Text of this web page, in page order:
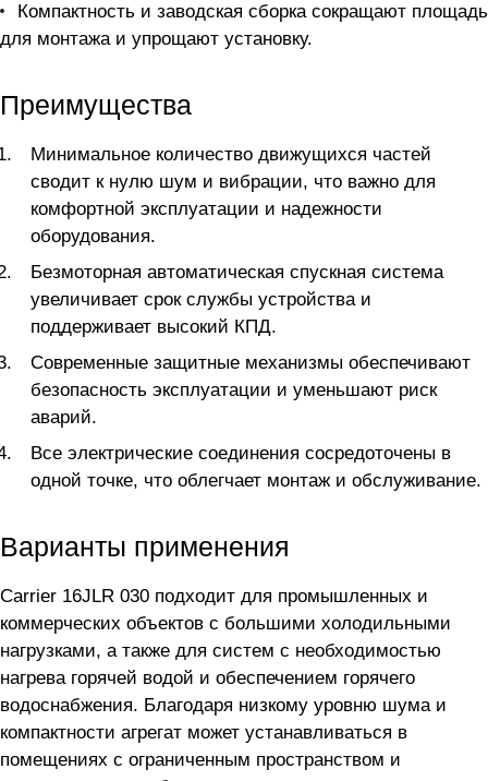
Компактность и заводская сборка сокращают площадь
для монтажа и упрощают установку.
Преимущества
Минимальное количество движущихся частей
сводит к нулю шум и вибрации, что важно для
комфортной эксплуатации и надежности
оборудования.
Безмоторная автоматическая спускная система
увеличивает срок службы устройства и
поддерживает высокий КПД.
Современные защитные механизмы обеспечивают
безопасность эксплуатации и уменьшают риск
аварий.
Все электрические соединения сосредоточены в
одной точке, что облегчает монтаж и обслуживание.
Варианты применения
Carrier 16JLR 030 подходит для промышленных и
коммерческих объектов с большими холодильными
нагрузками, а также для систем с необходимостью
нагрева горячей водой и обеспечением горячего
водоснабжения. Благодаря низкому уровню шума и
компактности агрегат может устанавливаться в
помещениях с ограниченным пространством и